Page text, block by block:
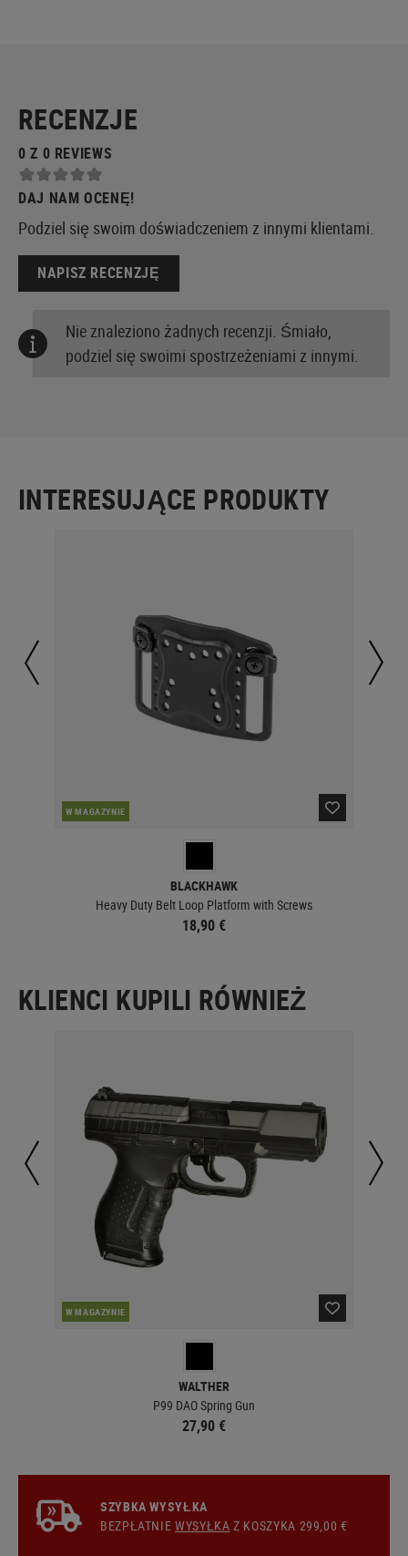
RECENZJE
0 Z 0 REVIEWS
DAJ NAM OCENĘ!
Podziel się swoim doświadczeniem z innymi klientami.
NAPISZ RECENZJĘ
Nie znaleziono żadnych recenzji. Śmiało,
podziel się swoimi spostrzeżeniami z innymi.
INTERESUJĄCE PRODUKTY
W MAGAZYNIE
BLACKHAWK
Heavy Duty Belt Loop Platform with Screws
18,90 €
KLIENCI KUPILI RÓWNIEŻ
W MAGAZYNIE
WALTHER
P99 DAO Spring Gun
27,90 €
SZYBKA WYSYŁKA
BEZPŁATNIEWYSYŁKA Z KOSZYKA 299,00 €